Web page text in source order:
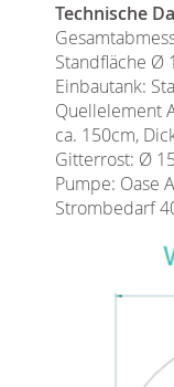
Technische
Standfläche Ø
Einbautank:
Quellelement
ca. 150cm,
Gitterrost: Ø
Pumpe: Oase
Strombedarf